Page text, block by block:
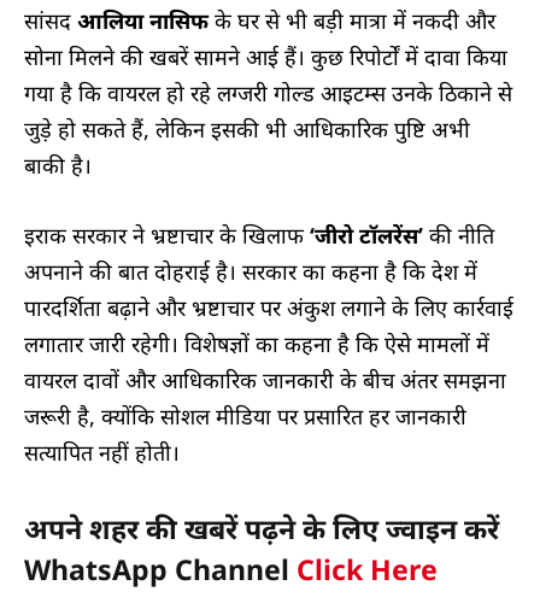
सांसद आलिया नासिफके घर से भी बड़ी मात्रा में नकदी और
सोना मिलने की खबरें सामने आई हैं। कुछ रिपोर्टों में दावा किया
गया है कि वायरल हो रहे लग्जरी गोल्ड आइटम्स उनके ठिकाने से
जुड़े हो सकते हैं, लेकिन इसकी भी आधिकारिक पुष्टि अभी
बाकी है।
इराक सरकार ने भ्रष्टाचार के खिलाफ‘जीरो टॉलरेंस’ की नीति
अपनाने की बात दोहराई है। सरकार का कहना है कि देश में
पारदर्शिता बढ़ाने और भ्रष्टाचार पर अंकुश लगाने के लिए कार्रवाई
लगातार जारी रहेगी। विशेषज्ञों का कहना है कि ऐसे मामलों में
वायरल दावों और आधिकारिक जानकारी के बीच अंतर समझना
जरूरी है, क्योंकि सोशल मीडिया पर प्रसारित हर जानकारी
सत्यापित नहीं होती।
अपने शहर की खबरें पढ़ने के लिए ज्वाइन करें
WhatsApp Channel Click Here